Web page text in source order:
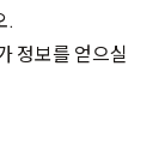
.
정보를 얻으실